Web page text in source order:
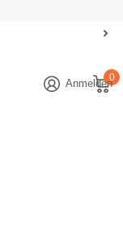
Anmelden0